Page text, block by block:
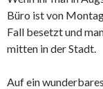
Büro ist von
Fall besetzt und
mitten in der Stadt.
Auf ein